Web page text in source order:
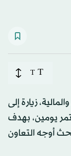
T
T
زيارة إلى
يومين، بهدف
أوجه التعاون